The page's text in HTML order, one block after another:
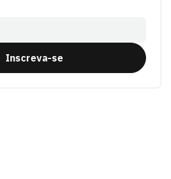
Inscreva-se